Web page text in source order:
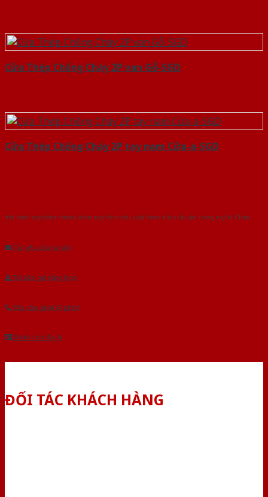
Cửa Thép Chống Cháy 2P van Gỗ-SGD
Cửa Thép Chống Cháy 2P tay nam Cửa-a-SGD
Với kinh nghiệm nhiêu năm nghiên cứu cửa theo tiêu chuẩn công nghệ Châu
Gửi yêu cầu tư vấn
Tải báo giá tổng hợp
Yêu cầu gọi lại (3 phút)
Dành cho đại lý
ĐỐI TÁC KHÁCH HÀNG